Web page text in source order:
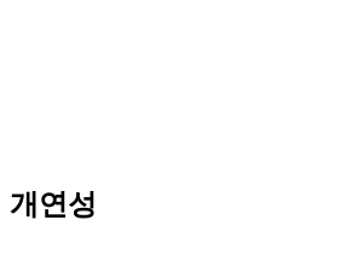
개연성